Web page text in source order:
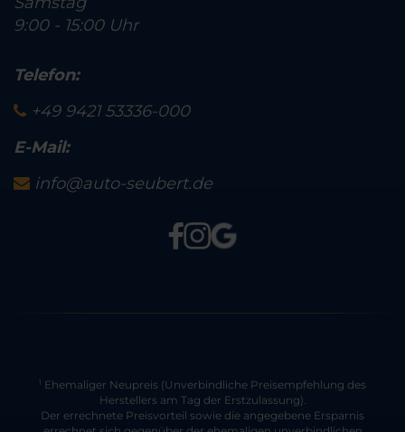
9:00 - 15:00 Uhr
Telefon:
+49 9421 53336-000
E-Mail:
info@auto-seubert.de
1
Ehemaliger Neupreis (Unverbindliche Preisempfehlung des
Herstellers am Tag der Erstzulassung).
Der errechnete Preisvorteil sowie die angegebene Ersparnis